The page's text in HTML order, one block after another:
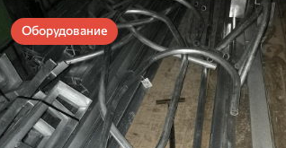
Оборудование